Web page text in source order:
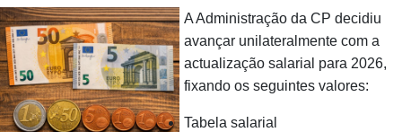
A Administração da CP decidiu
avançar unilateralmente com a
actualização salarial para 2026,
fixando os seguintes valores:
Tabela salarial